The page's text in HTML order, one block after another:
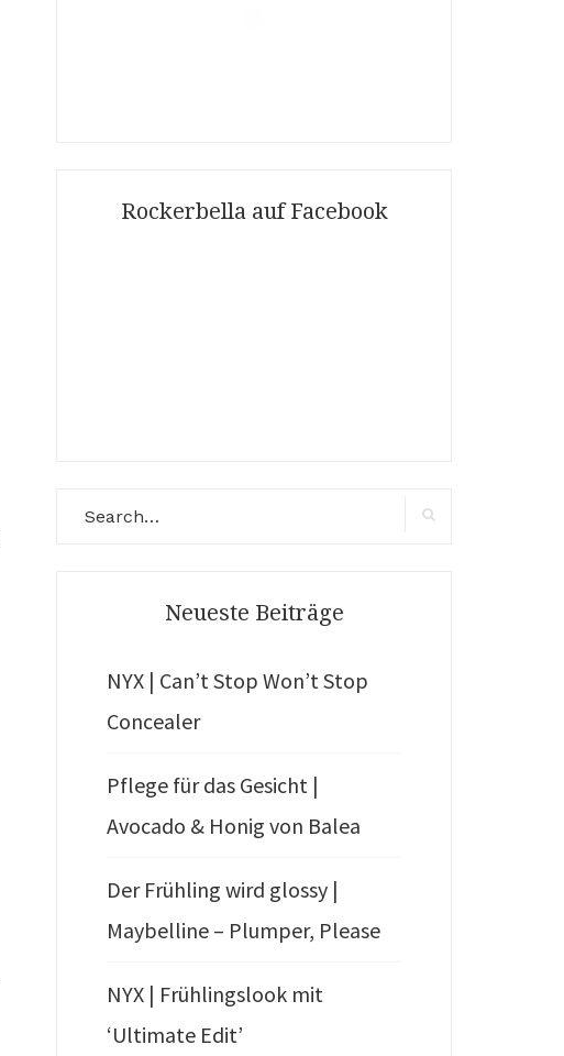
Rockerbella auf Facebook
Neueste Beiträge
NYX | Can’t Stop Won’t Stop
Concealer
Pflege für das Gesicht |
Avocado & Honig von Balea
Der Frühling wird glossy |
Maybelline – Plumper, Please
NYX | Frühlingslook mit
‘Ultimate Edit’